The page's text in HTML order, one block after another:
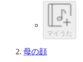
マイうた
母の顔